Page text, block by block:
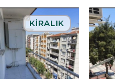
KIRALIK